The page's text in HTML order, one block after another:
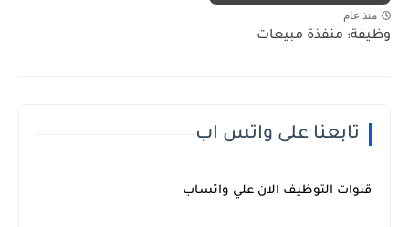
منذ عام
وظيفة: منفذة مبيعات
تابعنا على واتس اب
قنوات التوظيف الان علي واتساب